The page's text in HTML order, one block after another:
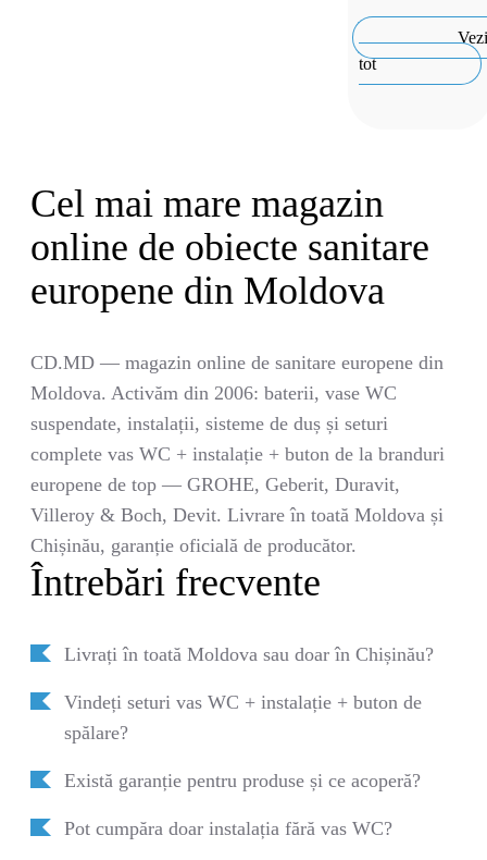
cu
vas
Vortex
tip
Vezi
tot
Cel mai mare magazin
online de obiecte sanitare
europene din Moldova
CD.MD — magazin online de sanitare europene din
Moldova. Activăm din 2006: baterii, vase WC
suspendate, instalații, sisteme de duș și seturi
complete vas WC + instalație + buton de la branduri
europene de top — GROHE, Geberit, Duravit,
Villeroy & Boch, Devit. Livrare în toată Moldova și
Chișinău, garanție oficială de producător.
Întrebări frecvente
Livrați în toată Moldova sau doar în Chișinău?
Vindeți seturi vas WC + instalație + buton de
spălare?
Există garanție pentru produse și ce acoperă?
Pot cumpăra doar instalația fără vas WC?